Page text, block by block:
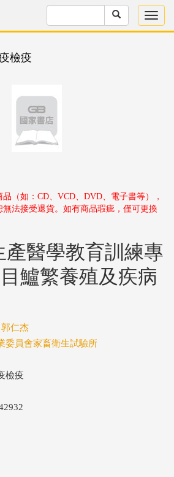
檢疫
（如：CD、VCD、DVD、電子書等），
無法接受退貨。如有商品瑕疵，僅可更換
產醫學教育訓練專
鱸繁養殖及疾病
仁杰
委員會家畜衛生試驗所
檢疫